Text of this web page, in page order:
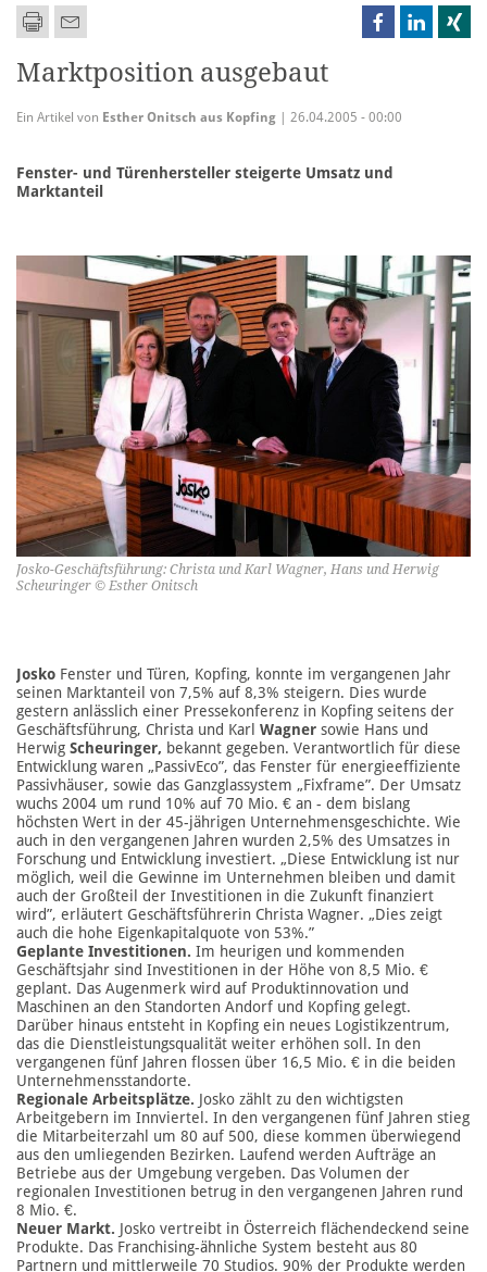
Marktposition ausgebaut
Ein Artikel von Esther Onitsch aus Kopfing | 26.04.2005 - 00:00
Fenster- und Türenhersteller steigerte Umsatz und
Marktanteil
Josko-Geschäftsführung: Christa und Karl Wagner, Hans und Herwig
Scheuringer © Esther Onitsch
Josko Fenster und Türen, Kopfing, konnte im vergangenen Jahr
seinen Marktanteil von 7,5% auf 8,3% steigern. Dies wurde
gestern anlässlich einer Pressekonferenz in Kopfing seitens der
Geschäftsführung, Christa und Karl Wagner sowie Hans und
Herwig Scheuringer, bekannt gegeben. Verantwortlich für diese
Entwicklung waren „PassivEco”, das Fenster für energieeffiziente
Passivhäuser, sowie das Ganzglassystem „Fixframe”. Der Umsatz
wuchs 2004 um rund 10% auf 70 Mio. € an - dem bislang
höchsten Wert in der 45-jährigen Unternehmensgeschichte. Wie
auch in den vergangenen Jahren wurden 2,5% des Umsatzes in
Forschung und Entwicklung investiert. „Diese Entwicklung ist nur
möglich, weil die Gewinne im Unternehmen bleiben und damit
auch der Großteil der Investitionen in die Zukunft finanziert
wird”, erläutert Geschäftsführerin Christa Wagner. „Dies zeigt
auch die hohe Eigenkapitalquote von 53%.”
Geplante Investitionen. Im heurigen und kommenden
Geschäftsjahr sind Investitionen in der Höhe von 8,5 Mio. €
geplant. Das Augenmerk wird auf Produktinnovation und
Maschinen an den Standorten Andorf und Kopfing gelegt.
Darüber hinaus entsteht in Kopfing ein neues Logistikzentrum,
das die Dienstleistungsqualität weiter erhöhen soll. In den
vergangenen fünf Jahren flossen über 16,5 Mio. € in die beiden
Unternehmensstandorte.
Regionale Arbeitsplätze. Josko zählt zu den wichtigsten
Arbeitgebern im Innviertel. In den vergangenen fünf Jahren stieg
die Mitarbeiterzahl um 80 auf 500, diese kommen überwiegend
aus den umliegenden Bezirken. Laufend werden Aufträge an
Betriebe aus der Umgebung vergeben. Das Volumen der
regionalen Investitionen betrug in den vergangenen Jahren rund
8 Mio. €.
Neuer Markt. Josko vertreibt in Österreich flächendeckend seine
Produkte. Das Franchising-ähnliche System besteht aus 80
Partnern und mittlerweile 70 Studios. 90% der Produkte werden